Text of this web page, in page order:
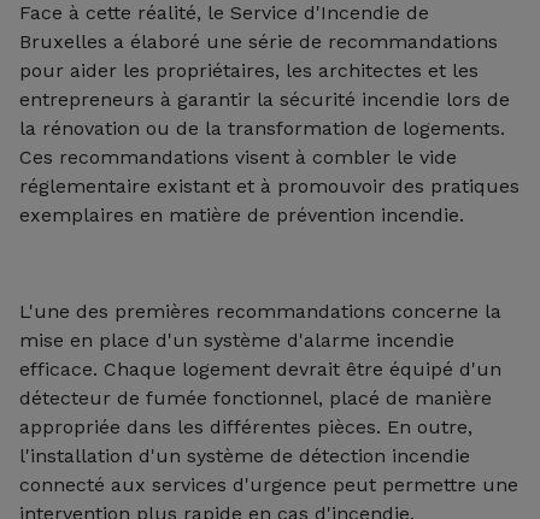
Face à cette réalité, le Service d'Incendie de
Bruxelles a élaboré une série de recommandations
pour aider les propriétaires, les architectes et les
entrepreneurs à garantir la sécurité incendie lors de
la rénovation ou de la transformation de logements.
Ces recommandations visent à combler le vide
réglementaire existant et à promouvoir des pratiques
exemplaires en matière de prévention incendie.
L'une des premières recommandations concerne la
mise en place d'un système d'alarme incendie
efficace. Chaque logement devrait être équipé d'un
détecteur de fumée fonctionnel, placé de manière
appropriée dans les différentes pièces. En outre,
l'installation d'un système de détection incendie
connecté aux services d'urgence peut permettre une
intervention plus rapide en cas d'incendie.